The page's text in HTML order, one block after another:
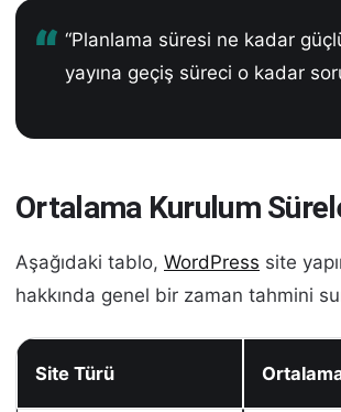
“Planlama süresi ne kadar
yayına geçiş süreci o kadar
Ortalama Kurulum
Aşağıdaki tablo, WordPress site
hakkında genel bir zaman tahmini
Site Türü